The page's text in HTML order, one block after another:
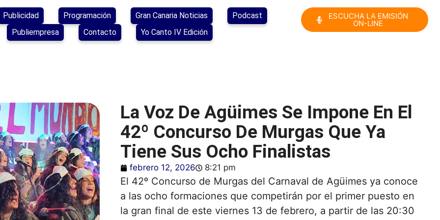
Publicidad Programación Gran Canaria Noticias
Podcast
Publiempresa
Contacto Yo Canto IV Edición
ESCUCHA LA EMISIÓN
ON-LINE
La Voz De Agüimes Se Impone En El
42º Concurso De Murgas Que Ya
Tiene Sus Ocho Finalistas
febrero 12, 2026 8:21 pm
El 42º Concurso de Murgas del Carnaval de Agüimes ya conoce
a las ocho formaciones que competirán por el primer puesto en
la gran final de este viernes 13 de febrero, a partir de las 20:30